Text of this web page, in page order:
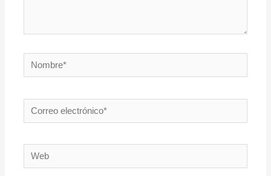
Nombre*
Correo
electrónico*
Web